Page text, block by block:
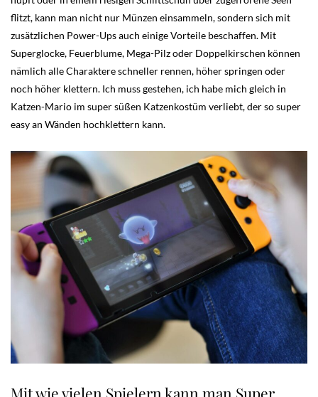
flitzt, kann man nicht nur Münzen einsammeln, sondern sich mit
zusätzlichen Power-Ups auch einige Vorteile beschaffen. Mit
Superglocke, Feuerblume, Mega-Pilz oder Doppelkirschen können
nämlich alle Charaktere schneller rennen, höher springen oder
noch höher klettern. Ich muss gestehen, ich habe mich gleich in
Katzen-Mario im super süßen Katzenkostüm verliebt, der so super
easy an Wänden hochklettern kann.
Mit wie vielen Spielern kann man Super